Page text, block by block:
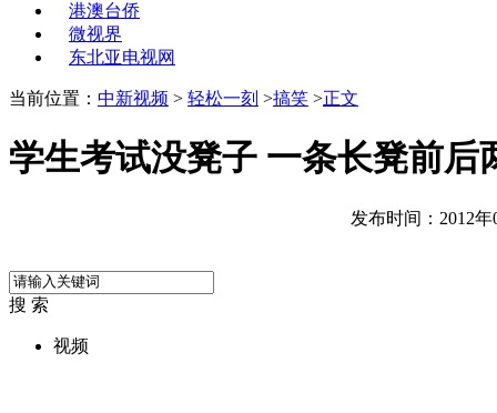
港澳台侨
微视界
东北亚电视网
当前位置： 中新视频 > 轻松一刻 >搞笑 >正文
学生考试没凳子 一条长凳前后
发布时间：2012年
搜 索
视频